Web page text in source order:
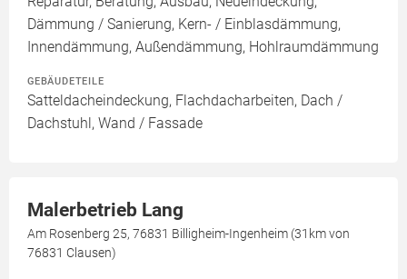
Dämmung / Sanierung, Kern- / Einblasdämmung,
Innendämmung, Außendämmung, Hohlraumdämmung
GEBÄUDETEILE
Satteldacheindeckung, Flachdacharbeiten, Dach /
Dachstuhl, Wand / Fassade
Malerbetrieb Lang
Am Rosenberg 25, 76831 Billigheim-Ingenheim (31km von
76831 Clausen)